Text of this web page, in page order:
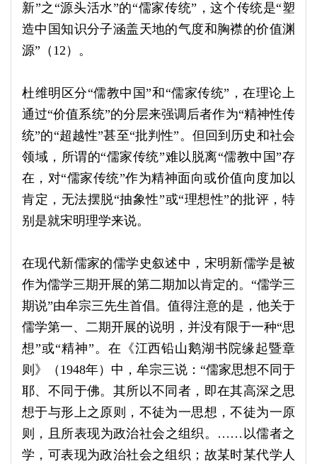
新”之“源头活水”的“儒家传统”，这个传统是“塑
造中国知识分子涵盖天地的气度和胸襟的价值渊
源”（12）。
杜维明区分“儒教中国”和“儒家传统”，在理论上
通过“价值系统”的分层来强调后者作为“精神性传
统”的“超越性”甚至“批判性”。但回到历史和社会
领域，所谓的“儒家传统”难以脱离“儒教中国”存
在，对“儒家传统”作为精神面向或价值向度加以
肯定，无法摆脱“抽象性”或“理想性”的批评，特
别是就宋明理学来说。
在现代新儒家的儒学史叙述中，宋明新儒学是被
作为儒学三期开展的第二期加以肯定的。“儒学三
期说”由牟宗三先生首倡。值得注意的是，他关于
儒学第一、二期开展的说明，并没有限于一种“思
想”或“精神”。在《江西铅山鹅湖书院缘起暨章
则》（1948年）中，牟宗三说：“儒家思想不同于
耶、不同于佛。其所以不同者，即在其高深之思
想于与形上之原则，不徒为一思想，不徒为一原
则，且所表现为政治社会之组织。……以儒者之
学，可表现为政治社会之组织；故某时某代学人